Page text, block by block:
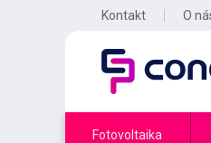
Kontakt O
Fotovoltaika